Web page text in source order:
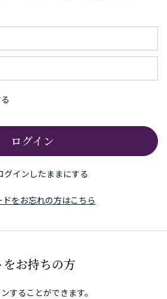
グインしたままにする
ドをお忘れの方はこちら
お持ちの方
することができます。